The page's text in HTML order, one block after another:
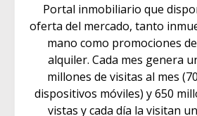
Portal inmobiliario que
oferta del mercado, tanto
mano como promociones
alquiler. Cada mes genera
millones de visitas al mes
dispositivos móviles) y 650
vistas y cada día la visitan